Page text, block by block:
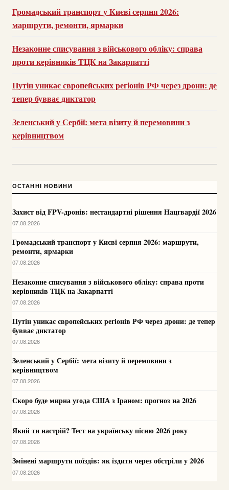
Громадський транспорт у Києві серпня 2026:
маршрути, ремонти, ярмарки
Незаконне списування з військового обліку: справа
проти керівників ТЦК на Закарпатті
Путін уникає європейських регіонів РФ через дрони: де
тепер бувває диктатор
Зеленський у Сербії: мета візиту й перемовини з
керівництвом
ОСТАННІ НОВИНИ
Захист від FPV-дронів: нестандартні рішення Нацгвардії 2026
07.08.2026
Громадський транспорт у Києві серпня 2026: маршрути,
ремонти, ярмарки
07.08.2026
Незаконне списування з військового обліку: справа проти
керівників ТЦК на Закарпатті
07.08.2026
Путін уникає європейських регіонів РФ через дрони: де тепер
бувває диктатор
07.08.2026
Зеленський у Сербії: мета візиту й перемовини з
керівництвом
07.08.2026
Скоро буде мирна угода США з Іраном: прогноз на 2026
07.08.2026
Який ти настрій? Тест на українську пісню 2026 року
07.08.2026
Змінені маршрути поїздів: як їздити через обстріли у 2026
07.08.2026